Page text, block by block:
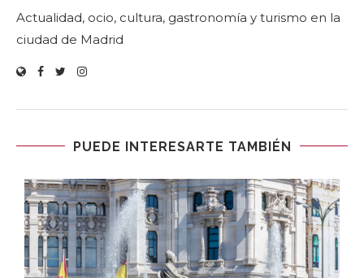
Actualidad, ocio, cultura, gastronomía y turismo en la
ciudad de Madrid
PUEDE INTERESARTE TAMBIÉN